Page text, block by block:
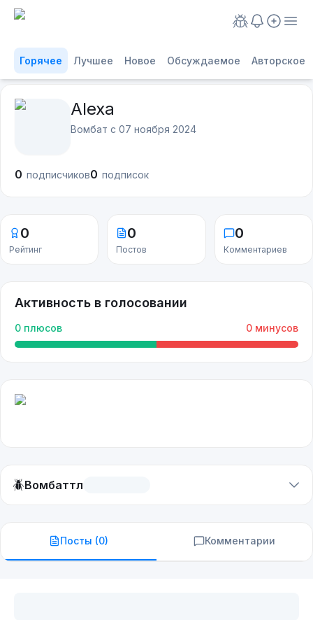
Горячее Лучшее Новое Обсуждаемое Авторское
Alexa
Вомбат с 07 ноября 2024
0 подписчиков0 подписок
0
Рейтинг
0
Постов
0
Комментариев
Активность в голосовании
0 плюсов 0 минусов
🪲Вомбаттл
Посты (0) Комментарии